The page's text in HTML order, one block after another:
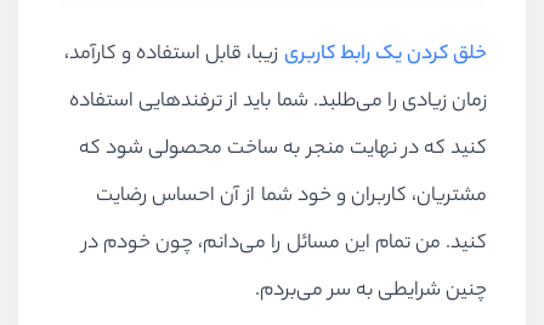
خلق کردن یک رابط کاربری زیبا، قابل استفاده و کارآمد،
زمان زیادی را می‌طلبد. شما باید از ترفندهایی استفاده
کنید که در نهایت منجر به ساخت محصولی شود که
مشتریان، کاربران و خود شما از آن احساس رضایت
کنید. من تمام این مسائل را می‌دانم، چون خودم در
چنین شرایطی به سر می‌بردم.